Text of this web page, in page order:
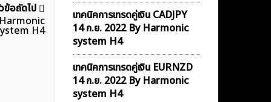
ข้อถัดไป
Harmonic
H4
เทคนิคการเทรดคู่เงิน CADJPY
14 ก.ย. 2022 By Harmonic
system H4
เทคนิคการเทรดคู่เงิน EURNZD
14 ก.ย. 2022 By Harmonic
system H4